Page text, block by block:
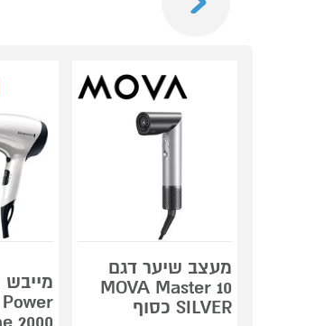
מעצב שיער דגם
MOVA Master 10
SILVER כסוף